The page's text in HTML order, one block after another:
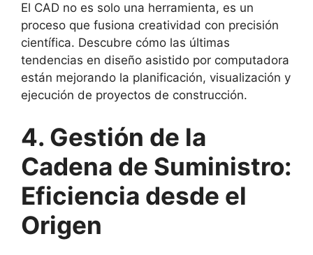
El CAD no es solo una herramienta, es un
proceso que fusiona creatividad con precisión
científica. Descubre cómo las últimas
tendencias en diseño asistido por computadora
están mejorando la planificación, visualización y
ejecución de proyectos de construcción.
4. Gestión de la
Cadena de Suministro:
Eficiencia desde el
Origen